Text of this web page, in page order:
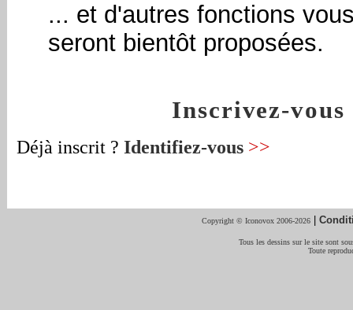
... et d'autres fonctions
seront bientôt proposées.
Inscrivez-vous
Déjà inscrit ? Identifiez-vous >>
Copyright © Iconovox 2006-2026 |
Tous les dessins sur le site sont
Toute